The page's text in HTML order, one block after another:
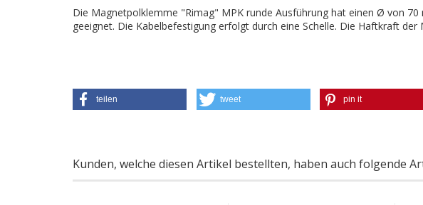
Die Magnetpolklemme "Rimag" MPK runde Ausführung hat einen Ø von
geeignet. Die Kabelbefestigung erfolgt durch eine Schelle. Die Haftkraft
teilen tweet pin it
Kunden, welche diesen Artikel bestellten, haben auch folgende